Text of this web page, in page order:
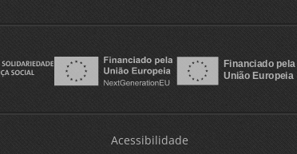
Acessibilidade